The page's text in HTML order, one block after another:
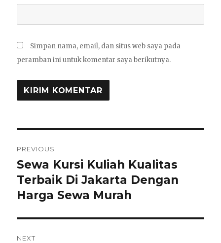
Simpan nama, email, dan situs web saya pada
peramban ini untuk komentar saya berikutnya.
pos
PREVIOUS
Previous
post:
Sewa Kursi Kuliah Kualitas
Terbaik Di Jakarta Dengan
Harga Sewa Murah
NEXT